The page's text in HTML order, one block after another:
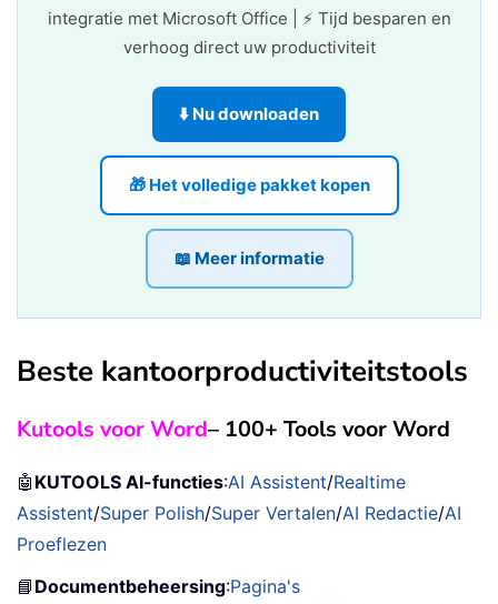
integratie met Microsoft Office | ⚡ Tijd besparen en
verhoog direct uw productiviteit
⬇️ Nu downloaden
🎁 Het volledige pakket kopen
📖 Meer informatie
Beste kantoorproductiviteitstools
Kutools voor Word– 100+ Tools voor Word
🤖 KUTOOLS AI-functies:AI Assistent/Realtime
Assistent/Super Polish/Super Vertalen/AI Redactie/AI
Proeflezen
📘 Documentbeheersing:Pagina's